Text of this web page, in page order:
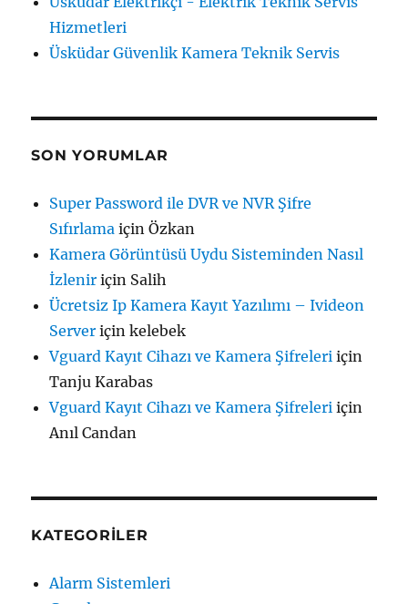
Hizmetleri
Üsküdar Güvenlik Kamera Teknik Servis
SON YORUMLAR
Super Password ile DVR ve NVR Şifre
Sıfırlama içinÖzkan
Kamera Görüntüsü Uydu Sisteminden Nasıl
İzlenir için Salih
Ücretsiz Ip Kamera Kayıt Yazılımı – Ivideon
Server içinkelebek
Vguard Kayıt Cihazı ve Kamera Şifreleri için
Tanju Karabas
Vguard Kayıt Cihazı ve Kamera Şifreleri için
Anıl Candan
KATEGORILER
Alarm Sistemleri